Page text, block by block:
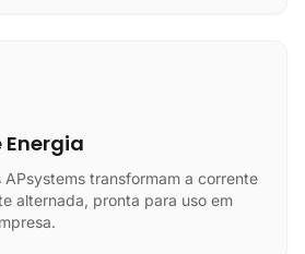
APsystems transformam a corrente
alternada, pronta para uso em